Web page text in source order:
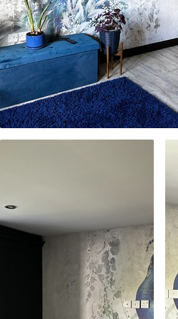
Premium
55.0033.00 ₣/m²
Premium-Vinyl
63.3338.00₣/m²